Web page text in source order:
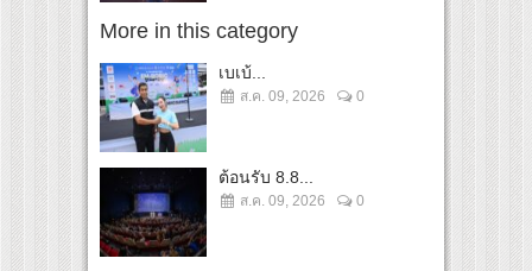
More in this category
เบเบ้...
ส.ค. 09, 2026 0
ต้อนรับ 8.8...
ส.ค. 09, 2026 0